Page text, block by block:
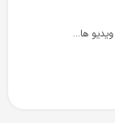
آموزش آفلاین هست و بعد از ثبت نام به ویدیو ها دسترسی دارید.